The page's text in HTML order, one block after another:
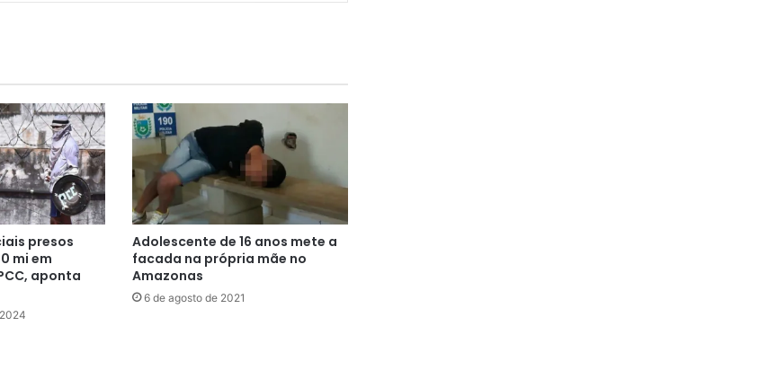
presos
mi em
aponta
Adolescente de 16 anos mete a
facada na própria mãe no
Amazonas
6 de agosto de 2021